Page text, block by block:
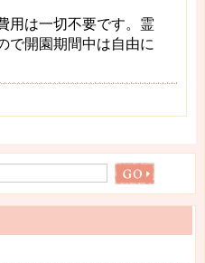
用は一切不要です。霊
で開園期間中は自由に